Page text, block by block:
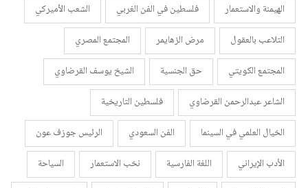
الهيمنة والاستعمار
فلسطين في الفن الغربي
الشعب الأميركي
التلاعب بالعقول
مرض الزهايمر
المجتمع المصري
المجتمع الكويتي
حق الجنسية
الشيخ يوسف القرضاوي
الشاعر عبدالرحمن القرضاوي
فلسطين التاريخية
الخيال العلمي في السينما
الفن السعودي
الرئيس جوزف عون
الأدب الإيراني
اللغة الفارسية نخب الاستعمار
السياحة